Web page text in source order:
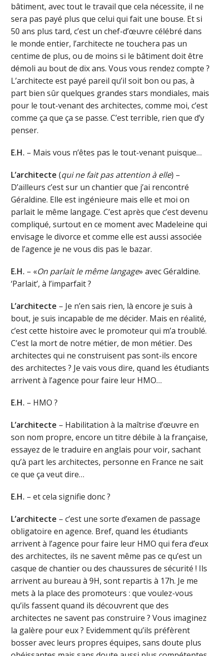
bâtiment, avec tout le travail que cela nécessite, il ne
sera pas payé plus que celui qui fait une bouse. Et si
50 ans plus tard, c’est un chef-d’œuvre célébré dans
le monde entier, l’architecte ne touchera pas un
centime de plus, ou de moins si le bâtiment doit être
démoli au bout de dix ans. Vous vous rendez compte ?
L’architecte est payé pareil qu’il soit bon ou pas, à
part bien sûr quelques grandes stars mondiales, mais
pour le tout-venant des architectes, comme moi, c’est
comme ça que ça se passe. C’est terrible, rien que d’y
penser.
E.H. – Mais vous n’êtes pas le tout-venant puisque…
L’architecte (qui ne fait pas attention à elle) –
D’ailleurs c’est sur un chantier que j’ai rencontré
Géraldine. Elle est ingénieure mais elle et moi on
parlait le même langage. C’est après que c’est devenu
compliqué, surtout en ce moment avec Madeleine qui
envisage le divorce et comme elle est aussi associée
de l’agence je ne vous dis pas le bazar.
E.H. – «On parlait le même langage» avec Géraldine.
‘Parlait’, à l’imparfait ?
L’architecte – Je n’en sais rien, là encore je suis à
bout, je suis incapable de me décider. Mais en réalité,
c’est cette histoire avec le promoteur qui m’a troublé.
C’est la mort de notre métier, de mon métier. Des
architectes qui ne construisent pas sont-ils encore
des architectes ? Je vais vous dire, quand les étudiants
arrivent à l’agence pour faire leur HMO…
E.H. – HMO ?
L’architecte – Habilitation à la maîtrise d’œuvre en
son nom propre, encore un titre débile à la française,
essayez de le traduire en anglais pour voir, sachant
qu’à part les architectes, personne en France ne sait
ce que ça veut dire…
E.H. – et cela signifie donc ?
L’architecte – c’est une sorte d’examen de passage
obligatoire en agence. Bref, quand les étudiants
arrivent à l’agence pour faire leur HMO qui fera d’eux
des architectes, ils ne savent même pas ce qu’est un
casque de chantier ou des chaussures de sécurité ! Ils
arrivent au bureau à 9H, sont repartis à 17h. Je me
mets à la place des promoteurs : que voulez-vous
qu’ils fassent quand ils découvrent que des
architectes ne savent pas construire ? Vous imaginez
la galère pour eux ? Evidemment qu’ils préfèrent
bosser avec leurs propres équipes, sans doute plus